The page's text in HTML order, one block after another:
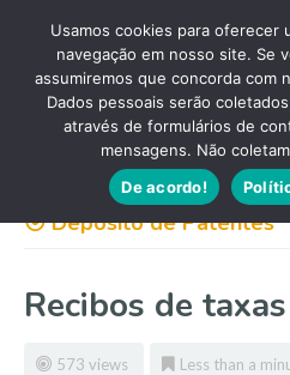
⦿ Depósito de Patentes
Recibos de
573 views Less than a
Usamos cookies para oferecer
navegação em nosso site. Se
assumiremos que concorda com
Dados pessoais serão
através de formulários de
mensagens. Não
De acordo!